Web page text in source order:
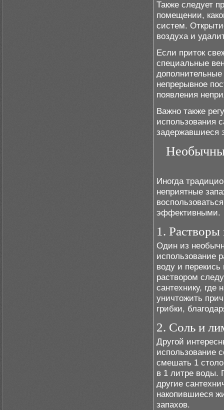
Также следует
помещении,
систем.
воздуха и
Если приток
специальные
непрерывное
появления
Важно также
использования
задержавшиеся
Иногда
неприятные
эффективными.
1. Растворы
Один из
использование
воду и
раствором
сантехнику, где
уничтожить
грибки,
2. Соль и
Другой
использование
смешать 1
в 1 литре воды.
другие
накопившиеся
запахов.